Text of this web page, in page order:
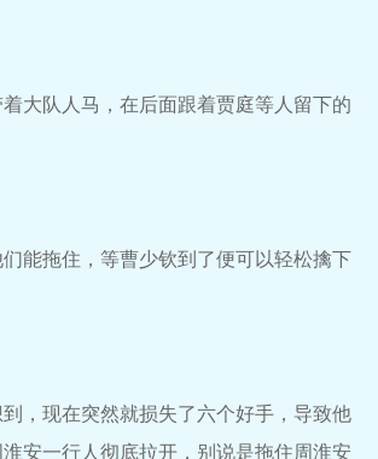
大队人马，在后面跟着贾庭等人留下的
能拖住，等曹少钦到了便可以轻松擒下
，现在突然就损失了六个好手，导致他
安一行人彻底拉开，别说是拖住周淮安